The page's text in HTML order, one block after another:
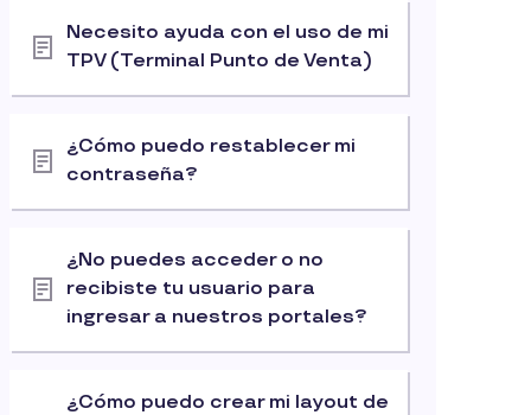
Necesito ayuda con el uso de mi
TPV (Terminal Punto de Venta)
¿Cómo puedo restablecer mi
contraseña?
¿No puedes acceder o no
recibiste tu usuario para
ingresar a nuestros portales?
¿Cómo puedo crear mi layout de